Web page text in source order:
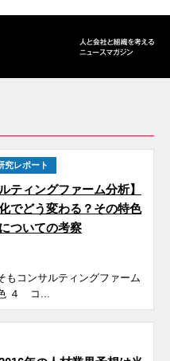
究レポート
ティングファーム分析】
でどう変わる？その特色
ついての考察
コンサルティングファーム
４ コ...